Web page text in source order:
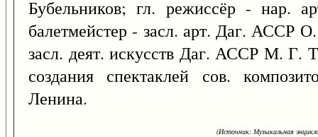
Бубельников; гл. режиссёр - нар.
балетмейстер - засл. арт. Даг. АССР
засл. деят. искусств Даг. АССР М. Г.
создания спектаклей сов.
Ленина.
(Источник: Музыкальная